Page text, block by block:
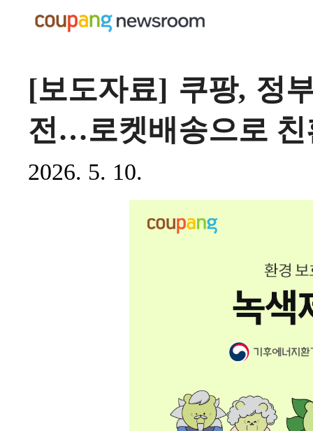
[보도자료] 쿠팡, 정
전…로켓배송으로 친
2026. 5. 10.